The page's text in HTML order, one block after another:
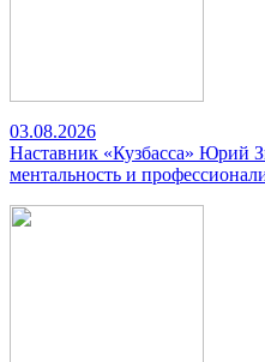
03.08.2026
Наставник «Кузбасса» Юрий
ментальность и